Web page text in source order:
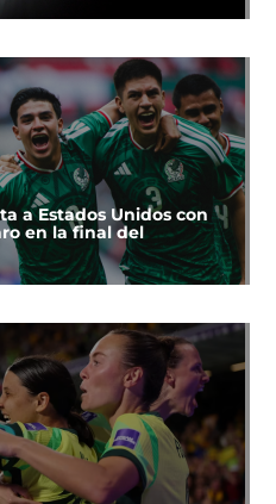
a Estados Unidos con
en la final del